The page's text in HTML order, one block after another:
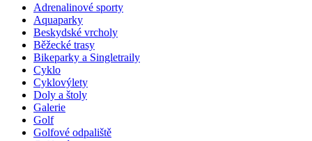
Adrenalinové sporty
Aquaparky
Beskydské vrcholy
Běžecké trasy
Bikeparky a Singletraily
Cyklo
Cyklovýlety
Doly a štoly
Galerie
Golf
Golfové odpaliště